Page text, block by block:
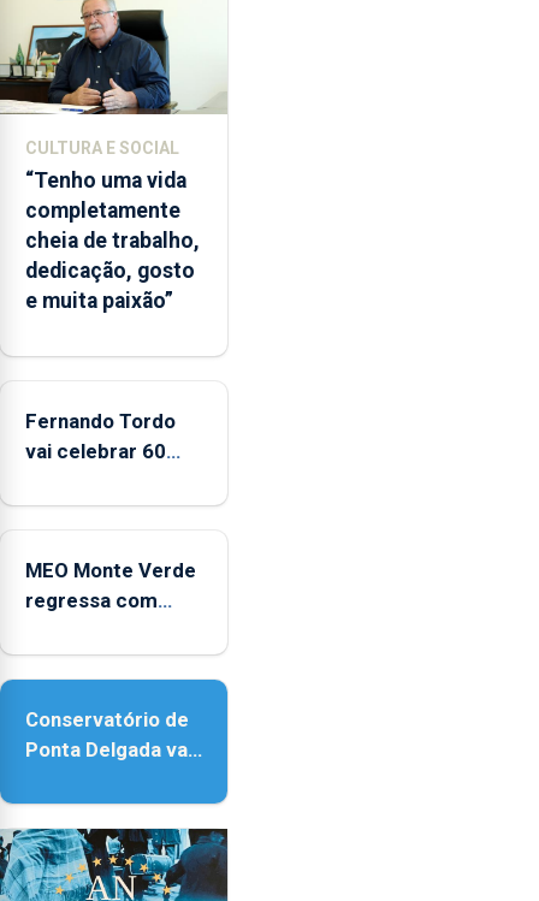
desde
o
início
da
época
balnear
CULTURA E SOCIAL
“Tenho uma vida
completamente
cheia de trabalho,
dedicação, gosto
e muita paixão”
Fernando Tordo
vai celebrar 60
no Coliseu
MEO Monte Verde
regressa com
acessibilidade
Conservatório de
Ponta Delgada vai
instrumentos